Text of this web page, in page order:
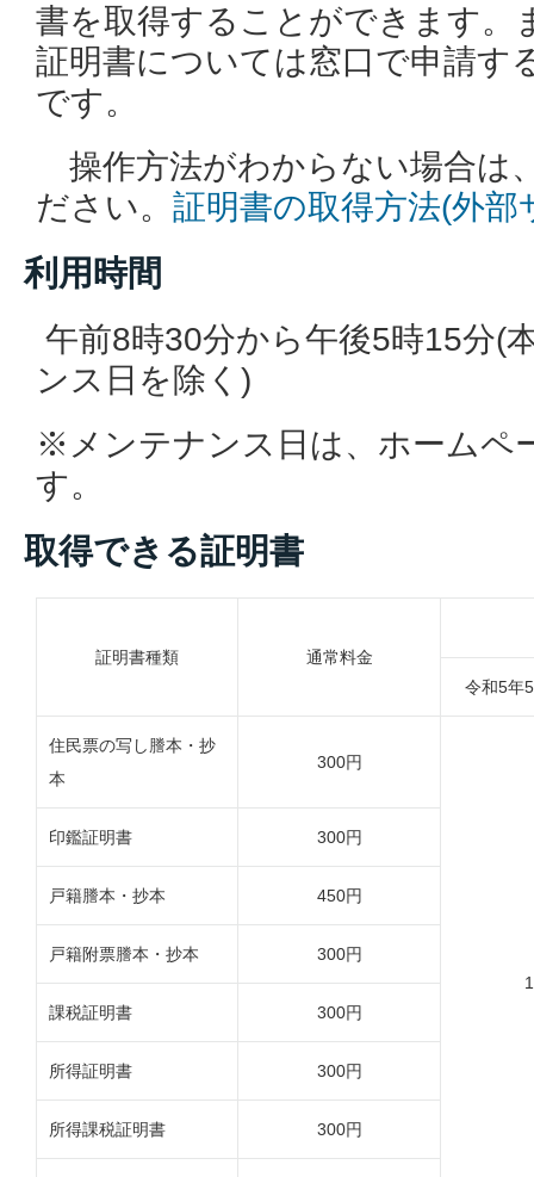
書を取得することができます。
証明書については窓口で申請す
です。
操作方法がわからない場合は
ださい。 証明書の取得方法(外部
利用時間
午前8時30分から午後5時15分(
ンス日を除く)
※メンテナンス日は、ホームペ
す。
取得できる証明書
証明書種類
通常料金
令和5年
住民票の写し謄本・抄
本
300円
印鑑証明書 300円
戸籍謄本・抄本 450円
戸籍附票謄本・抄本 300円
課税証明書 300円
所得証明書 300円
所得課税証明書 300円